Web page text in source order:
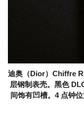
迪奥（Dior）Chiffre
层钢制表壳。黑色
间饰有凹槽。4 点钟